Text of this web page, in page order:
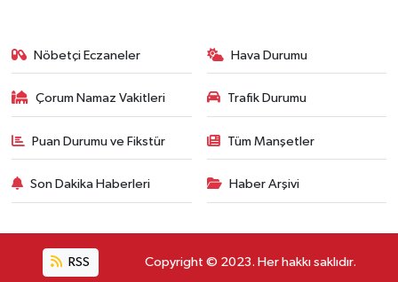
Nöbetçi Eczaneler Hava Durumu
Çorum Namaz Vakitleri Trafik Durumu
Puan Durumu ve Fikstür Tüm Manşetler
Son Dakika Haberleri Haber Arşivi
RSS Copyright © 2023. Her hakkı saklıdır.